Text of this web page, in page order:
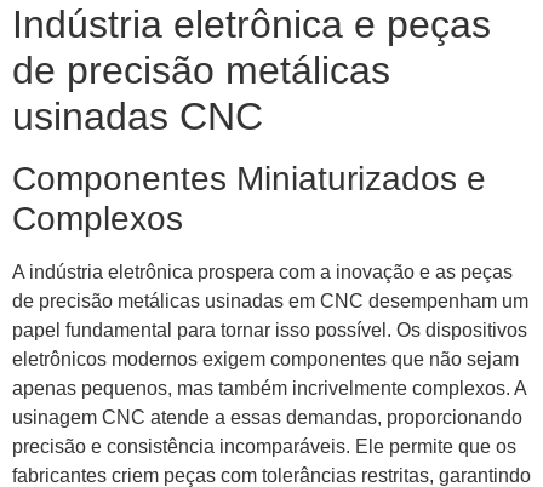
Indústria eletrônica e peças
de precisão metálicas
usinadas CNC
Componentes Miniaturizados e
Complexos
A indústria eletrônica prospera com a inovação e as peças
de precisão metálicas usinadas em CNC desempenham um
papel fundamental para tornar isso possível. Os dispositivos
eletrônicos modernos exigem componentes que não sejam
apenas pequenos, mas também incrivelmente complexos. A
usinagem CNC atende a essas demandas, proporcionando
precisão e consistência incomparáveis. Ele permite que os
fabricantes criem peças com tolerâncias restritas, garantindo